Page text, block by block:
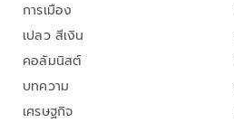
การเมือง
เปลว สีเงิน
คอลัมนิสต์
บทความ
เศรษฐกิจ